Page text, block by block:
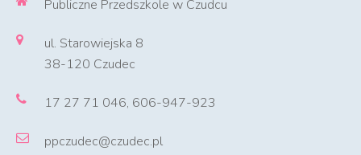
Publiczne Przedszkole w Czudcu
ul. Starowiejska 8
38-120 Czudec
17 27 71 046, 606-947-923
ppczudec@czudec.pl